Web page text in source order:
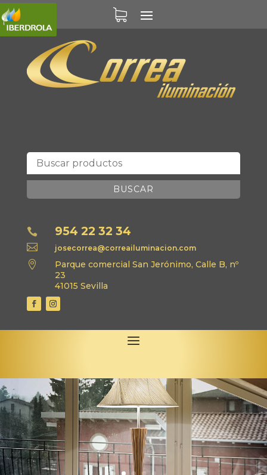
BUSCAR
 954 22 32 34
 josecorrea@correailuminacion.com

Parque comercial San Jerónimo, Calle B, nº
23
41015 Sevilla